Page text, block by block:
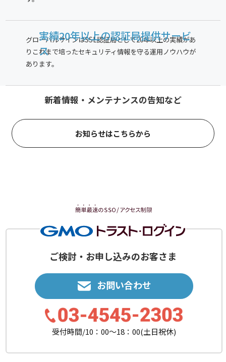
実績20年以上の認証局提供サービ
ス
グローバルサインはSSL認証局として20年以上の実績があ
りこれまで培ったセキュリティ情報を守る運用ノウハウが
あります。
新着情報・メンテナンスの告知など
お知らせはこちらから
ご検討・お申し込みのお客さま
お問い合わせ
受付時間/10：00〜18：00(土日祝休)